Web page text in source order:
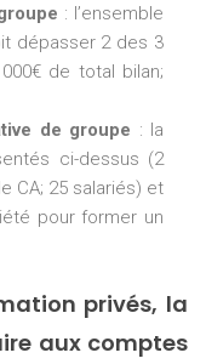
: l’ensemble
dépasser 2 des 3
de total bilan;
de groupe : la
ci-dessus (2
CA; 25 salariés) et
pour former un
privés, la
aux comptes